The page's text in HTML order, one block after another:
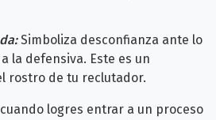
Simboliza desconfianza ante lo
la defensiva. Este es un
rostro de tu reclutador.
logres entrar a un proceso